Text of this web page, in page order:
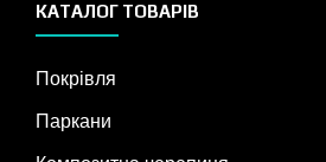
КАТАЛОГ ТОВАРІВ
Покрівля
Паркани